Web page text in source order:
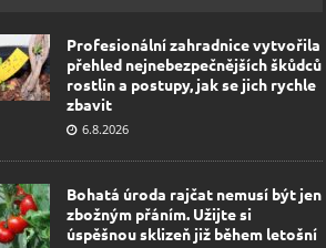
Profesionální zahradnice vytvořila
přehled nejnebezpečnějších škůdců
rostlin a postupy, jak se jich rychle
zbavit
6.8.2026
Bohatá úroda rajčat nemusí být jen
zbožným přáním. Užijte si
úspěšnou sklizeň již během letošní